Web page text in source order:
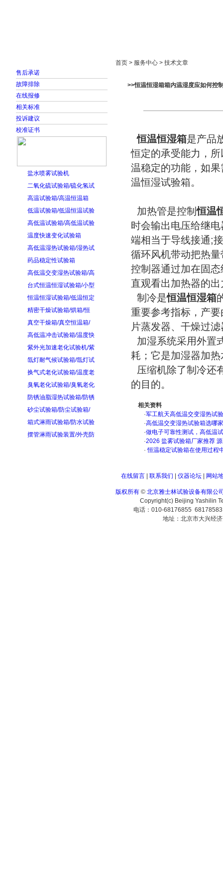
售后承诺
故障排除
在线报修
相关标准
投诉建议
校准证书
盐水喷雾试验机
二氧化硫试验箱/硫化氢试
高温试验箱/高温恒温箱
低温试验箱/低温恒温试验
高低温试验箱/高低温试验
温度快速变化试验箱
高低温湿热试验箱/湿热试
药品稳定性试验箱
高低温交变湿热试验箱/高
台式恒温恒湿试验箱/小型
恒温恒湿试验箱/低温恒定
精密干燥试验箱/烘箱/恒
真空干燥箱/真空恒温箱/
高低温冲击试验箱/温度快
紫外光加速老化试验机/紫
氙灯耐气候试验箱/氙灯试
换气式老化试验箱/温度老
臭氧老化试验箱/臭氧老化
防锈油脂湿热试验箱/防锈
砂尘试验箱/防尘试验箱/
箱式淋雨试验箱/防水试验
摆管淋雨试验装置/外壳防
首页 > 服务中心 > 技术文章
>>恒温恒湿箱箱内温湿度应如何控
恒温恒湿箱是产品
恒定的承受能力，所
温稳定的功能，如
温恒湿试验箱。
加热管是控制恒温
时会输出电压给继
端相当于导线接通;
循环风机带动把热
控制器通过加在固
直观看出加热器的
制冷是恒温恒湿箱
重要参考指标，产
片蒸发器、干燥过
加湿系统采用外置
耗；它是加湿器加
压缩机除了制冷还
的目的。
相关资料
·军工航天高低温交变湿热试
·高低温交变湿热试验箱选哪
·做电子可靠性测试，高低温
·2026 盐雾试验箱厂家推荐
· 恒温稳定试验箱在使用过程
在线留言| 联系我们 仪器论坛| 网站
版权所有 © 北京雅士林试验设备有限公
Copyright(c) Beijing Yashilin
电话：010-68176855
地址：北京市大兴经